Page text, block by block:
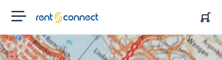
RENT'N
CONNECT